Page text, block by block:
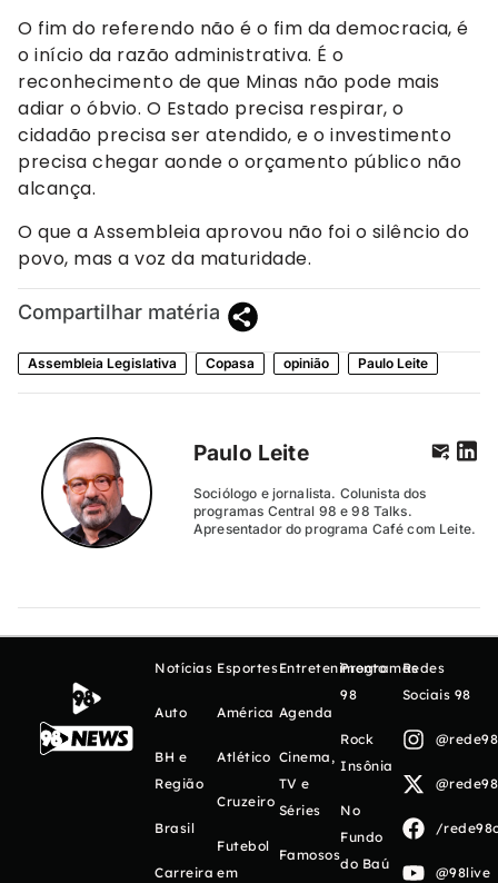
O fim do referendo não é o fim da democracia, é
o início da razão administrativa. É o
reconhecimento de que Minas não pode mais
adiar o óbvio. O Estado precisa respirar, o
cidadão precisa ser atendido, e o investimento
precisa chegar aonde o orçamento público não
alcança.
O que a Assembleia aprovou não foi o silêncio do
povo, mas a voz da maturidade.
Compartilhar matéria
Assembleia Legislativa Copasa opinião Paulo Leite
Paulo Leite
Sociólogo e jornalista. Colunista dos
programas Central 98 e 98 Talks.
Apresentador do programa Café com Leite.
Notícias
Auto
BH e
Região
Brasil
Carreira
Esportes
América
Atlético
Cruzeiro
Futebol
em
Entretenimento
Agenda
Cinema,
TV e
Séries
Famosos
Programas
98
Rock
Insônia
No
Fundo
do Baú
Redes
Sociais 98
/
@98live